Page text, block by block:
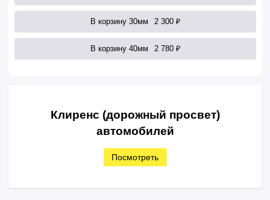
В корзину 30мм 2 300 ₽
В корзину 40мм 2 780 ₽
Клиренс (дорожный просвет)
автомобилей
Посмотреть